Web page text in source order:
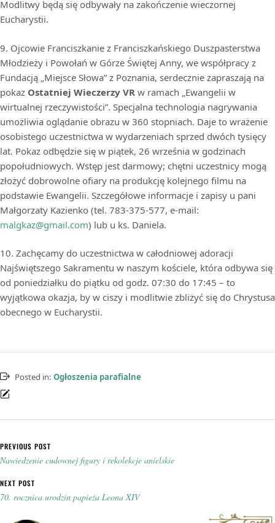
Modlitwy będą się odbywały na zakończenie wieczornej
Eucharystii.
9. Ojcowie Franciszkanie z Franciszkańskiego Duszpasterstwa
Młodzieży i Powołań w Górze Świętej Anny, we współpracy z
Fundacją „Miejsce Słowa” z Poznania, serdecznie zapraszają na
pokaz Ostatniej Wieczerzy VR w ramach „Ewangelii w
wirtualnej rzeczywistości”. Specjalna technologia nagrywania
umożliwia oglądanie obrazu w 360 stopniach. Daje to wrażenie
osobistego uczestnictwa w wydarzeniach sprzed dwóch tysięcy
lat. Pokaz odbędzie się w piątek, 26 września w godzinach
popołudniowych. Wstęp jest darmowy; chętni uczestnicy mogą
złożyć dobrowolne ofiary na produkcję kolejnego filmu na
podstawie Ewangelii. Szczegółowe informacje i zapisy u pani
Małgorzaty Kazienko (tel. 783-375-577, e-mail:
malgkaz@gmail.com) lub u ks. Daniela.
10. Zachęcamy do uczestnictwa w całodniowej adoracji
Najświętszego Sakramentu w naszym kościele, która odbywa się
od poniedziałku do piątku od godz. 07:30 do 17:45 – to
wyjątkowa okazja, by w ciszy i modlitwie zbliżyć się do Chrystusa
obecnego w Eucharystii.
Posted in: Ogłoszenia parafialne
Nawigacja wpisu
PREVIOUS POST
Nawiedzenie cudownej figury i rekolekcje anielskie
NEXT POST
70. rocznica urodzin papieża Leona XIV